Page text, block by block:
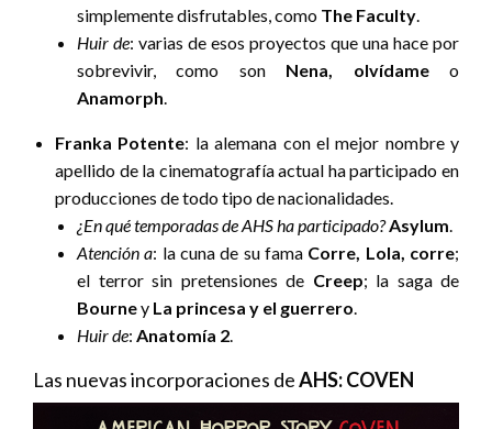
simplemente disfrutables, como The Faculty.
Huir de: varias de esos proyectos que una hace por
sobrevivir, como son Nena, olvídameo
Anamorph.
Franka Potente: la alemana con el mejor nombre y
apellido de la cinematografía actual ha participado en
producciones de todo tipo de nacionalidades.
¿En qué temporadas de AHS ha participado?Asylum.
Atención a: la cuna de su fama Corre, Lola, corre;
el terror sin pretensiones de Creep; la saga de
Bourney La princesa y el guerrero.
Huir de: Anatomía 2.
Las nuevas incorporaciones deAHS: COVEN